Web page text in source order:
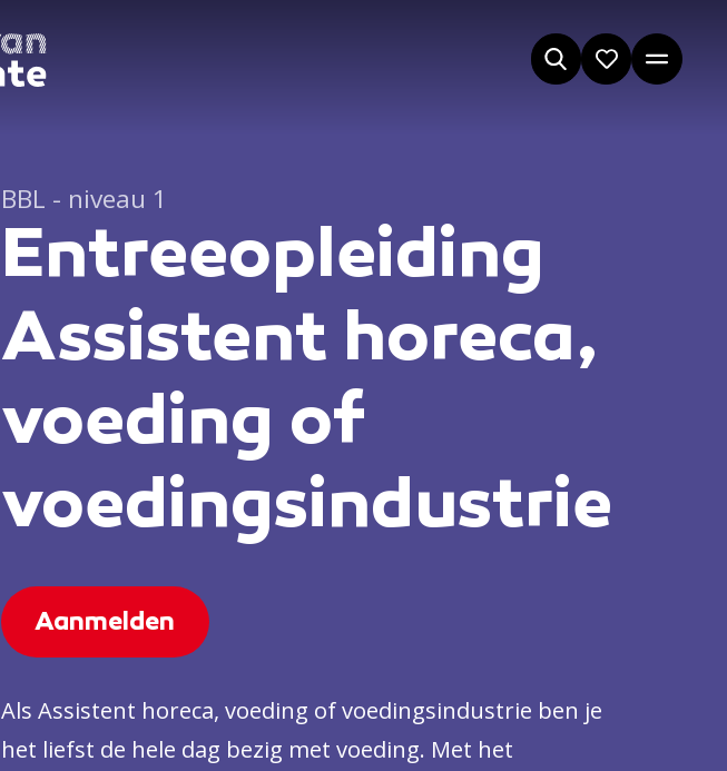
BBL - niveau 1
Entreeopleiding
Assistent horeca,
voeding of
voedingsindustrie
Aanmelden
Als Assistent horeca, voeding of voedingsindustrie ben je
het liefst de hele dag bezig met voeding. Met het